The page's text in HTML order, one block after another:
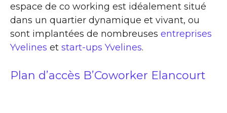
espace de co working est idéalement situé
dans un quartier dynamique et vivant, ou
sont implantées de nombreuses entreprises
Yvelines et start-ups Yvelines.
Plan d’accès B’Coworker Elancourt